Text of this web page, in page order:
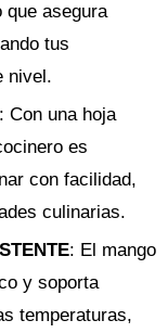
que asegura
tus
nivel.
: Con una hoja
es
con facilidad,
culinarias.
: El mango
y soporta
temperaturas,